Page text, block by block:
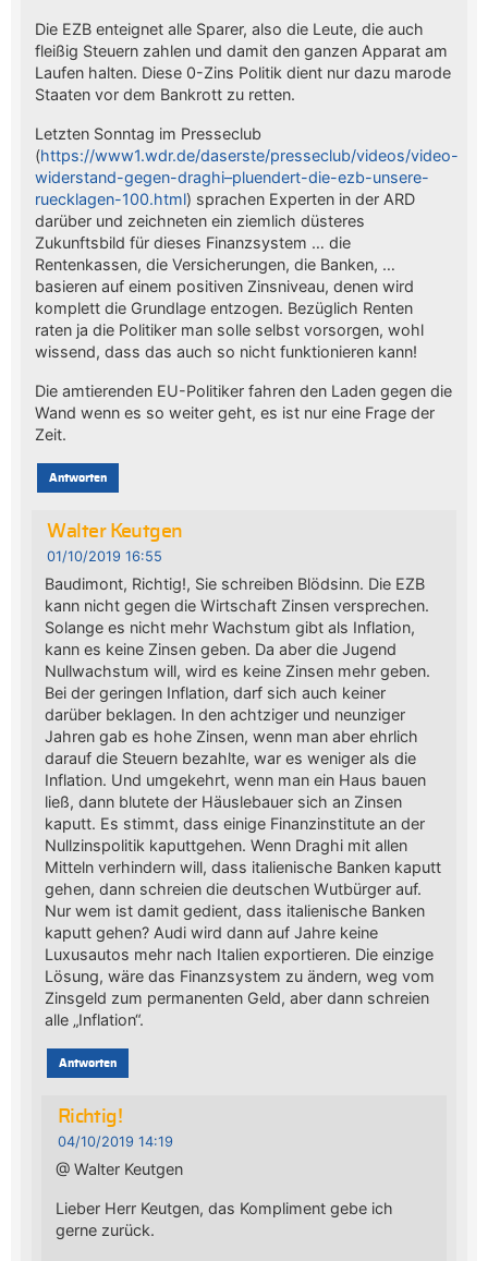
Die EZB enteignet alle Sparer, also die Leute, die auch
fleißig Steuern zahlen und damit den ganzen Apparat am
Laufen halten. Diese 0-Zins Politik dient nur dazu marode
Staaten vor dem Bankrott zu retten.
Letzten Sonntag im Presseclub
(https://www1.wdr.de/daserste/presseclub/videos/video-
widerstand-gegen-draghi–pluendert-die-ezb-unsere-
ruecklagen-100.html) sprachen Experten in der ARD
darüber und zeichneten ein ziemlich düsteres
Zukunftsbild für dieses Finanzsystem … die
Rentenkassen, die Versicherungen, die Banken, …
basieren auf einem positiven Zinsniveau, denen wird
komplett die Grundlage entzogen. Bezüglich Renten
raten ja die Politiker man solle selbst vorsorgen, wohl
wissend, dass das auch so nicht funktionieren kann!
Die amtierenden EU-Politiker fahren den Laden gegen die
Wand wenn es so weiter geht, es ist nur eine Frage der
Zeit.
Antworten
Walter Keutgen
01/10/2019 16:55
Baudimont, Richtig!, Sie schreiben Blödsinn. Die EZB
kann nicht gegen die Wirtschaft Zinsen versprechen.
Solange es nicht mehr Wachstum gibt als Inflation,
kann es keine Zinsen geben. Da aber die Jugend
Nullwachstum will, wird es keine Zinsen mehr geben.
Bei der geringen Inflation, darf sich auch keiner
darüber beklagen. In den achtziger und neunziger
Jahren gab es hohe Zinsen, wenn man aber ehrlich
darauf die Steuern bezahlte, war es weniger als die
Inflation. Und umgekehrt, wenn man ein Haus bauen
ließ, dann blutete der Häuslebauer sich an Zinsen
kaputt. Es stimmt, dass einige Finanzinstitute an der
Nullzinspolitik kaputtgehen. Wenn Draghi mit allen
Mitteln verhindern will, dass italienische Banken kaputt
gehen, dann schreien die deutschen Wutbürger auf.
Nur wem ist damit gedient, dass italienische Banken
kaputt gehen? Audi wird dann auf Jahre keine
Luxusautos mehr nach Italien exportieren. Die einzige
Lösung, wäre das Finanzsystem zu ändern, weg vom
Zinsgeld zum permanenten Geld, aber dann schreien
alle „Inflation“.
Antworten
Richtig!
04/10/2019 14:19
@ Walter Keutgen
Lieber Herr Keutgen, das Kompliment gebe ich
gerne zurück.